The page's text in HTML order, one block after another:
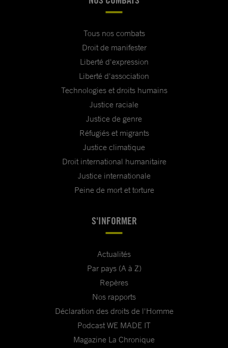
Tous nos combats
Droit de manifester
Liberté d'expression
Liberté d'association
Technologies et droits humains
Justice raciale
Justice de genre
Réfugiés et migrants
Justice climatique
Droit international humanitaire
Justice internationale
Peine de mort et torture
S'INFORMER
Actualités
Par pays (A à Z)
Repères
Nos rapports
Déclaration des droits de l'Homme
Podcast WE MADE IT
Magazine La Chronique